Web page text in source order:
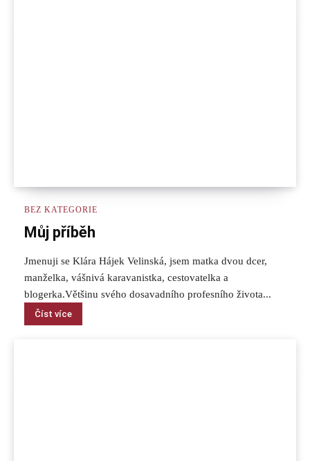
BEZ KATEGORIE
Můj příběh
Jmenuji se Klára Hájek Velinská, jsem matka dvou dcer,
manželka, vášnivá karavanistka, cestovatelka a
blogerka.Většinu svého dosavadního profesního života...
Číst více